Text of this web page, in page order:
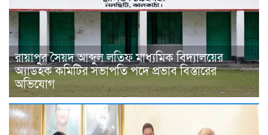
রায়াপুর সৈয়দ আব্দুল লতিফ মাধ্যমিক বিদ্যালয়ের
অ্যাডহক কমিটির সভাপতি পদে প্রভাব বিস্তারের
অভিযোগ